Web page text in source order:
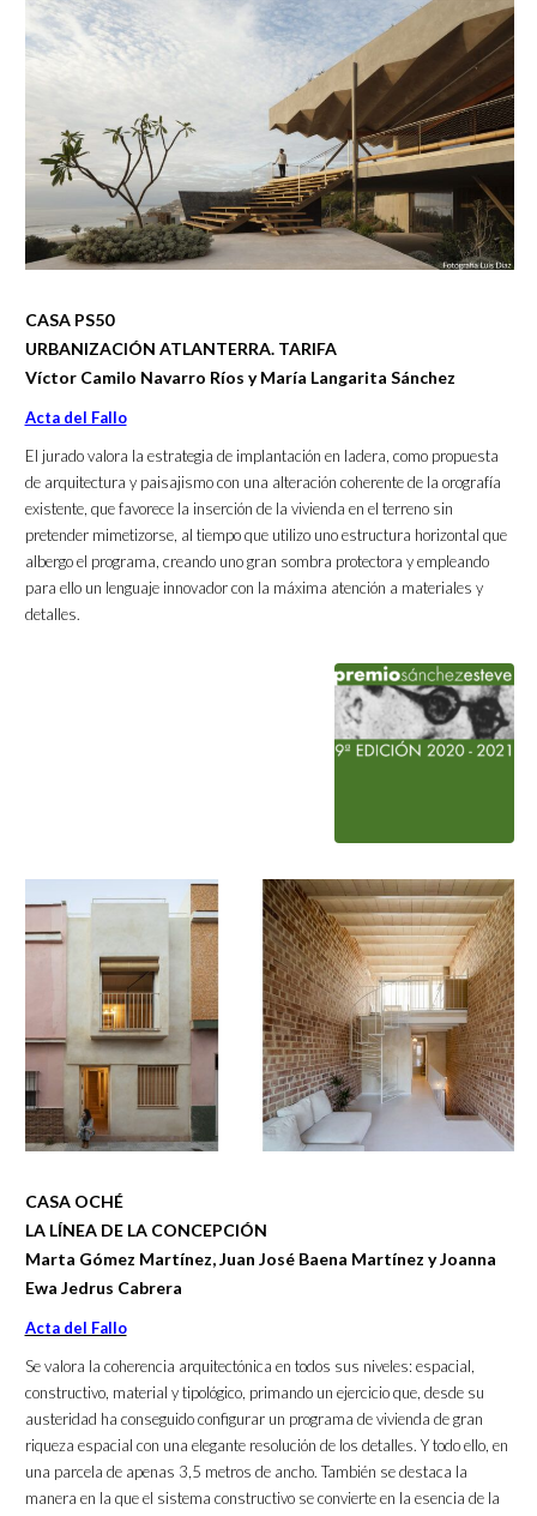
CASA PS50
URBANIZACIÓN ATLANTERRA. TARIFA
Víctor Camilo Navarro Ríos y María Langarita Sánchez
Acta del Fallo
El jurado valora la estrategia de implantación en ladera, como propuesta
de arquitectura y paisajismo con una alteración coherente de la orografía
existente, que favorece la inserción de la vivienda en el terreno sin
pretender mimetizorse, al tiempo que utilizo uno estructura horizontal que
albergo el programa, creando uno gran sombra protectora y empleando
para ello un lenguaje innovador con la máxima atención a materiales y
detalles.
CASA OCHÉ
LA LÍNEA DE LA CONCEPCIÓN
Marta Gómez Martínez, Juan José Baena Martínez y Joanna
Ewa Jedrus Cabrera
Acta del Fallo
Se valora la coherencia arquitectónica en todos sus niveles: espacial,
constructivo, material y tipológico, primando un ejercicio que, desde su
austeridad ha conseguido configurar un programa de vivienda de gran
riqueza espacial con una elegante resolución de los detalles. Y todo ello, en
una parcela de apenas 3,5 metros de ancho. También se destaca la
manera en la que el sistema constructivo se convierte en la esencia de la